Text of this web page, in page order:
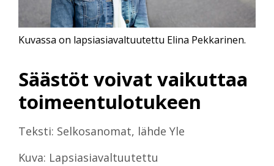
Säästöt voivat vaikuttaa
toimeentulotukeen
Teksti: Selkosanomat, lähde Yle
Kuva: Lapsiasiavaltuutettu
Kuvassa on lapsiasiavaltuutettu Elina Pekkarinen.